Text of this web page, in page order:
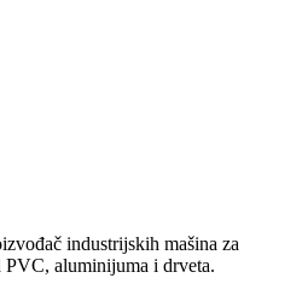
industrijskih mašina za
aluminijuma i drveta.